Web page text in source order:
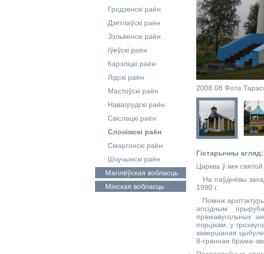
Гродзенскі раён
Дзятлаўскі раён
Зэльвенскі раён
Іўеўскі раён
Карэліцкі раён
Лідскі раён
Мастоўскі раён
Навагрудскі раён
Свіслацкі раён
Слонімскі раён
Смаргонскі раён
Шчучынскі раён
Магілёўская вобласць
Мінская вобласць
2008.08 Фота
Гістарычны агляд:
Царква ў імя
На паўднёвы
1990 г.
Помнік
апсідным
прамавугольных
порцікам, у
завершаная
8-гранная брама-